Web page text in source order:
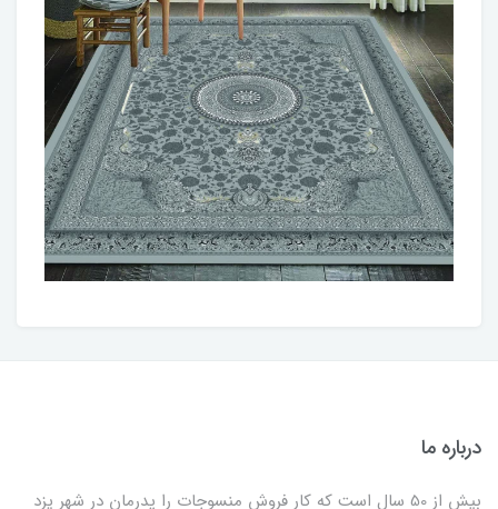
درباره ما
بیش از 50 سال است که کار فروش منسوجات را پدرمان در شهر یزد